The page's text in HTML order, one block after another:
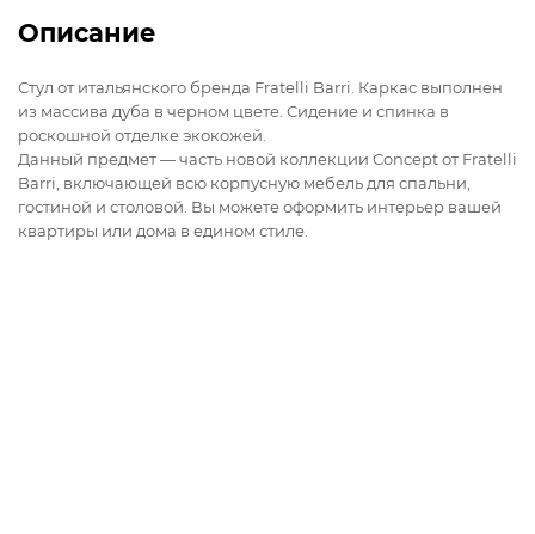
Описание
Стул от итальянского бренда Fratelli Barri. Каркас выполнен
из массива дуба в черном цвете. Сидение и спинка в
роскошной отделке экокожей.
Данный предмет — часть новой коллекции Concept от Fratelli
Barri, включающей всю корпусную мебель для спальни,
гостиной и столовой. Вы можете оформить интерьер вашей
квартиры или дома в едином стиле.